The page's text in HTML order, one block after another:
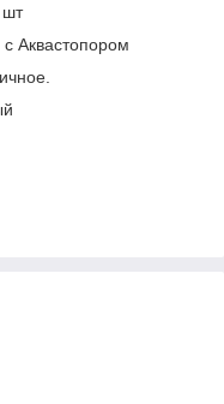
шт
Аквастопором